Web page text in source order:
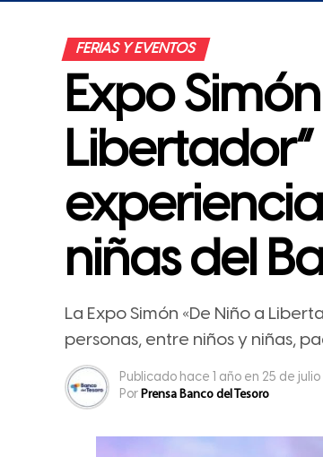
FERIAS Y EVENTOS
Expo
niñas del
La Expo Simón «De Niño a
personas, entre niños y niñas,
Publicado hace 1 año en 25 de
Por Prensa Banco del Tesoro